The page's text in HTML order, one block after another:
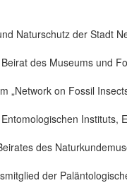
Naturschutz der Stadt
des Museums und
„Network on Fossil
Instituts,
des
der